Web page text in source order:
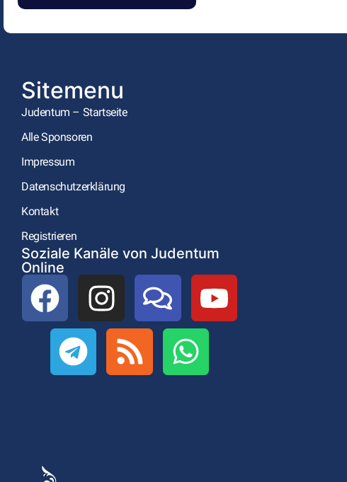
Alternative:
Sitemenu
Judentum – Startseite
Alle Sponsoren
Impressum
Datenschutzerklärung
Kontakt
Registrieren
Soziale Kanäle von Judentum
Online